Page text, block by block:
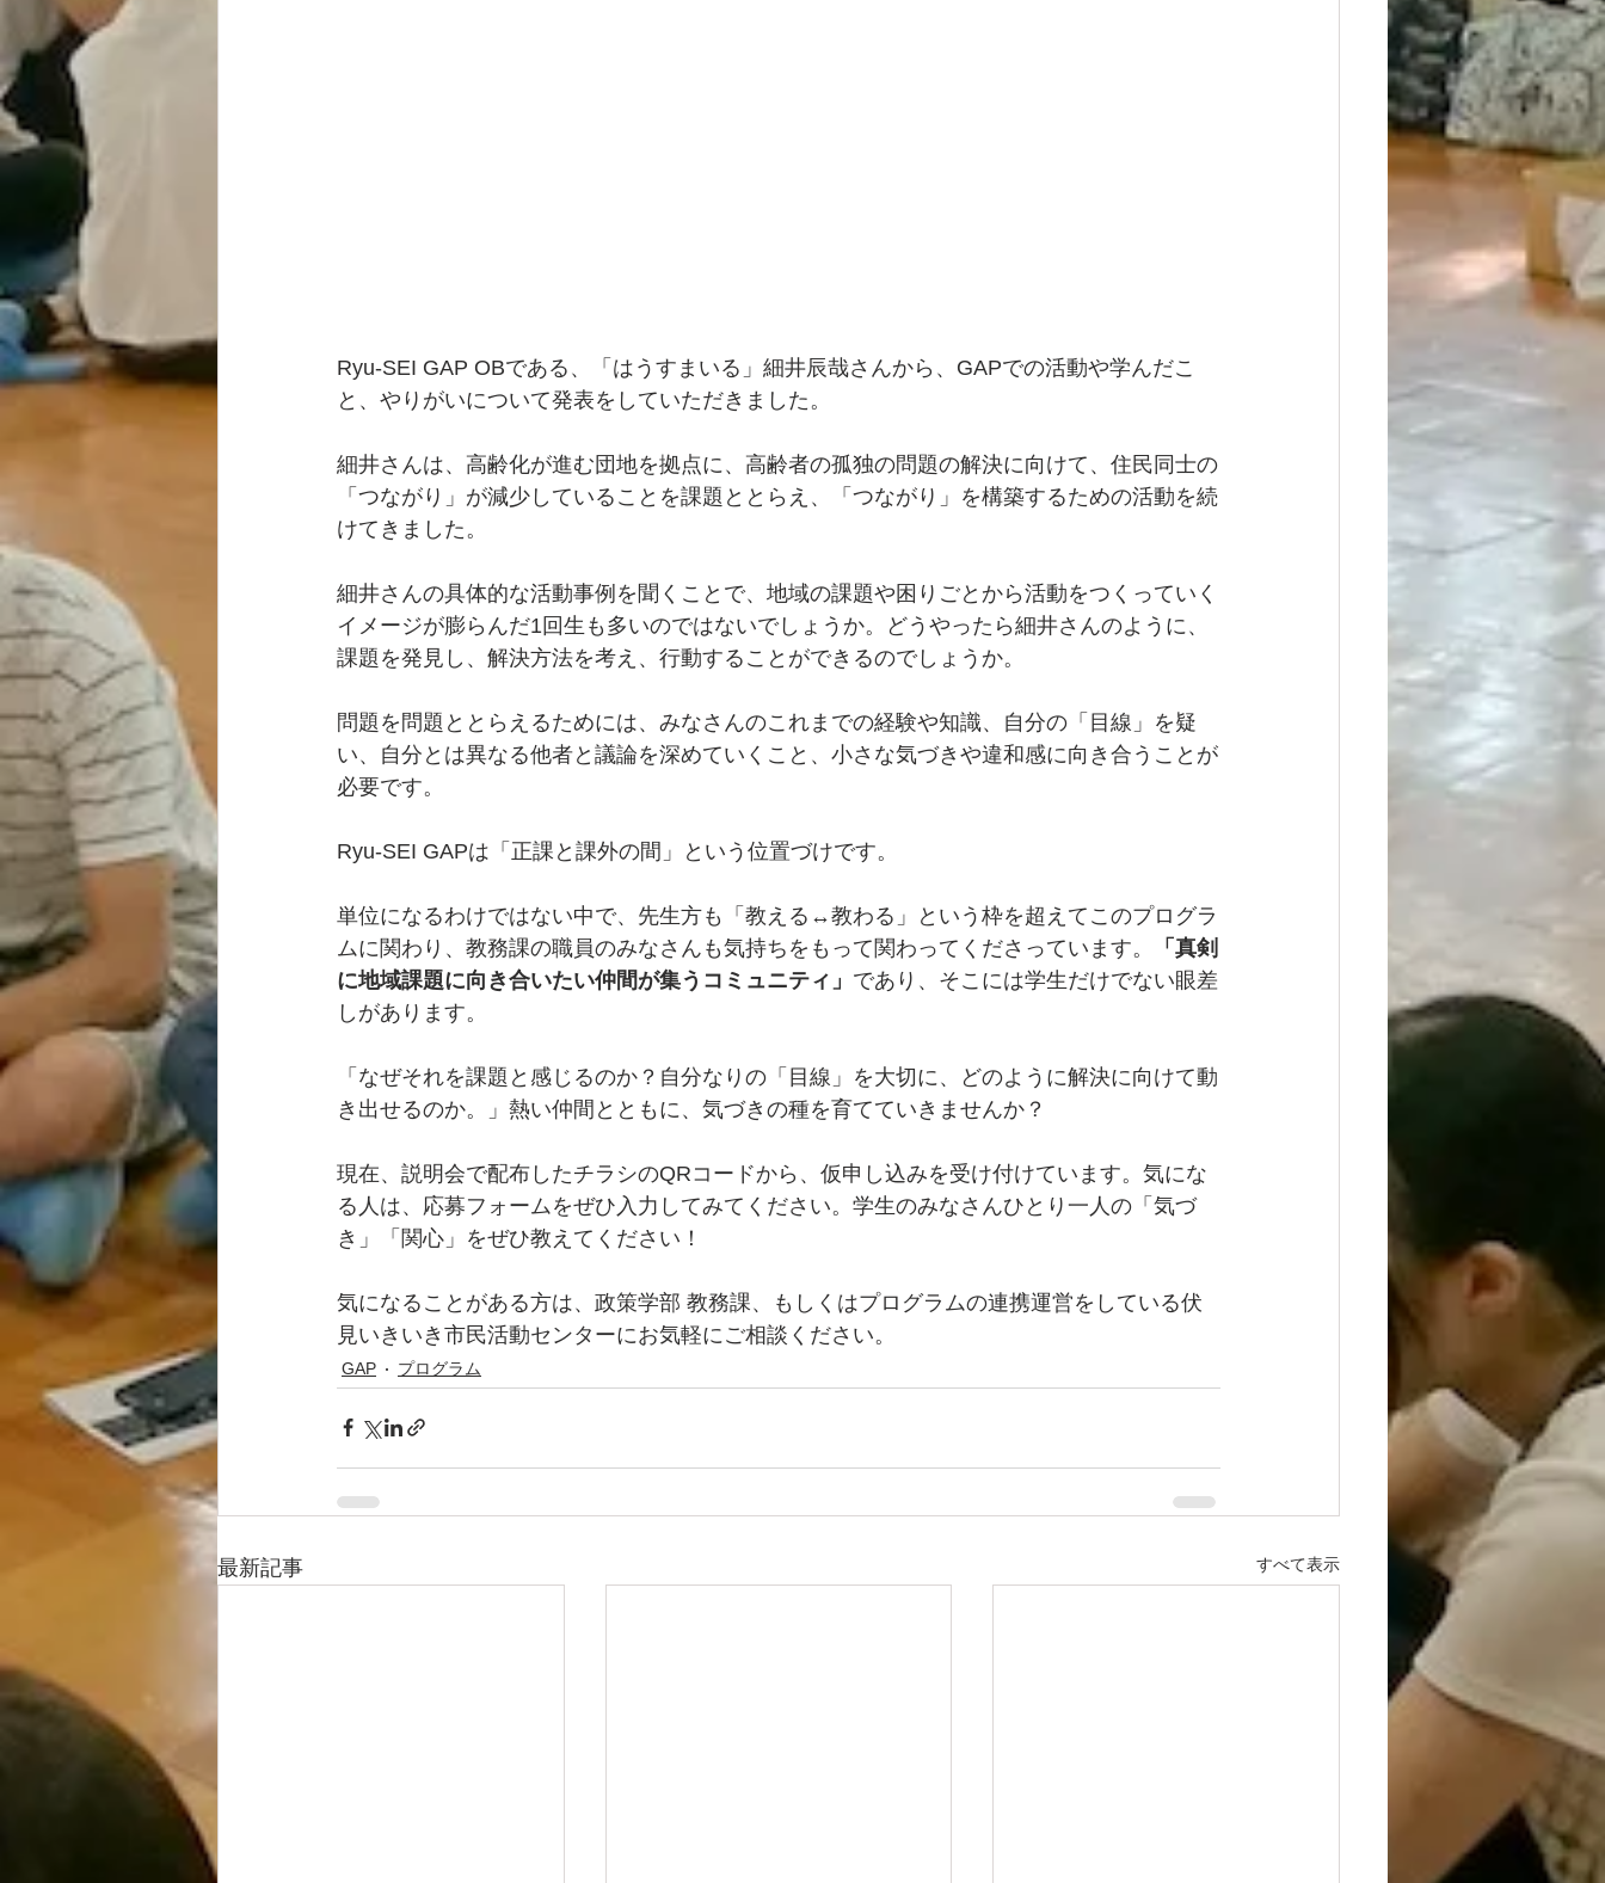
Ryu-SEI GAP OBである、「はうすまいる」細井辰哉さんから、GAPでの活動や学んだこ
と、やりがいについて発表をしていただきました。
細井さんは、高齢化が進む団地を拠点に、高齢者の孤独の問題の解決に向けて、住民同士の
「つながり」が減少していることを課題ととらえ、「つながり」を構築するための活動を続
けてきました。
細井さんの具体的な活動事例を聞くことで、地域の課題や困りごとから活動をつくっていく
イメージが膨らんだ1回生も多いのではないでしょうか。どうやったら細井さんのように、
課題を発見し、解決方法を考え、行動することができるのでしょうか。
問題を問題ととらえるためには、みなさんのこれまでの経験や知識、自分の「目線」を疑
い、自分とは異なる他者と議論を深めていくこと、小さな気づきや違和感に向き合うことが
必要です。
Ryu-SEI GAPは「正課と課外の間」という位置づけです。
単位になるわけではない中で、先生方も「教える↔教わる」という枠を超えてこのプログラ
ムに関わり、教務課の職員のみなさんも気持ちをもって関わってくださっています。
「真剣
に地域課題に向き合いたい仲間が集うコミュニティ」 であり、そこには学生だけでない眼差
しがあります。
「なぜそれを課題と感じるのか？自分なりの「目線」を大切に、どのように解決に向けて動
き出せるのか。」熱い仲間とともに、気づきの種を育てていきませんか？
現在、説明会で配布したチラシのQRコードから、仮申し込みを受け付けています。気にな
る人は、応募フォームをぜひ入力してみてください。学生のみなさんひとり一人の「気づ
き」「関心」をぜひ教えてください！
気になることがある方は、政策学部 教務課、もしくはプログラムの連携運営をしている伏
見いきいき市民活動センターにお気軽にご相談ください。
GAP プログラム
最新記事 すべて表示